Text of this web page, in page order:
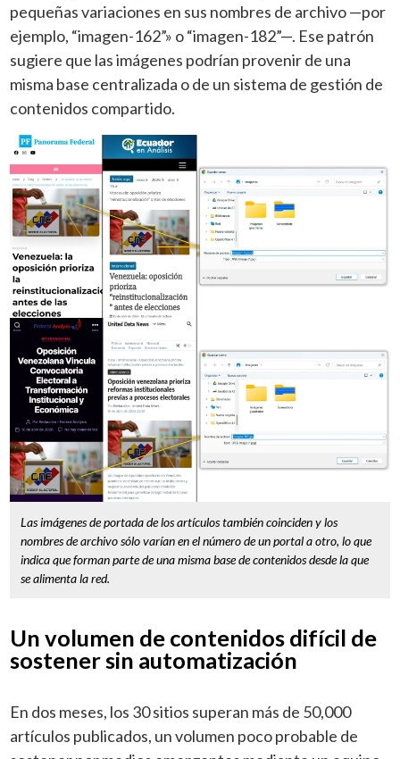
pequeñas variaciones en sus nombres de archivo —por
ejemplo, “imagen-162”» o “imagen-182”—. Ese patrón
sugiere que las imágenes podrían provenir de una
misma base centralizada o de un sistema de gestión de
contenidos compartido.
Las imágenes de portada de los artículos también coinciden y los
nombres de archivo sólo varían en el número de un portal a otro, lo que
indica que forman parte de una misma base de contenidos desde la que
se alimenta la red.
Un volumen de contenidos difícil de
sostener sin automatización
En dos meses, los 30 sitios superan más de 50,000
artículos publicados, un volumen poco probable de